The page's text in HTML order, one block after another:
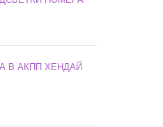
В АКПП ХЕНДАЙ